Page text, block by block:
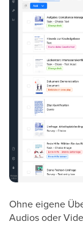
Ohne eigene
Audios oder